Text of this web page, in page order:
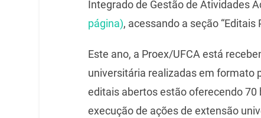
Integrado de Gestão de Atividades
página), acessando a seção “Editais
Este ano, a Proex/UFCA está
universitária realizadas em formato
editais abertos estão oferecendo 70
execução de ações de extensão